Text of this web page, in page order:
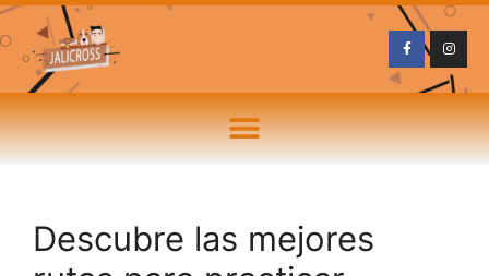
Descubre las mejores